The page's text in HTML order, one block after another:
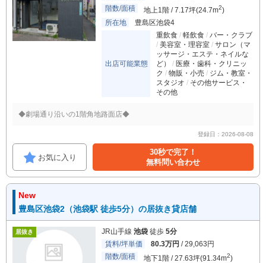
階数/面積
地上1階 / 7.17坪(24.7m2)
所在地
豊島区池袋4
出店可能業態
重飲食 軽飲食
バー・クラブ
美容室・理容室
サロン（マ
ッサージ・エステ・ネイルな
ど）
医療・歯科・クリニッ
ク
物販・小売
ジム・教室・
スタジオ
その他サービス・
その他
◆劇場通り沿いの1階角地路面店◆
登録日：2026-08-08
お気に入り
30秒で完了！
無料問い合わせ
New
豊島区池袋2（池袋駅 徒歩5分）の居抜き貸店舗
居抜き JR山手線 池袋 徒歩 5分
賃料/坪単価
80.3万円 / 29,063円
階数/面積
地下1階 / 27.63坪(91.34m2)